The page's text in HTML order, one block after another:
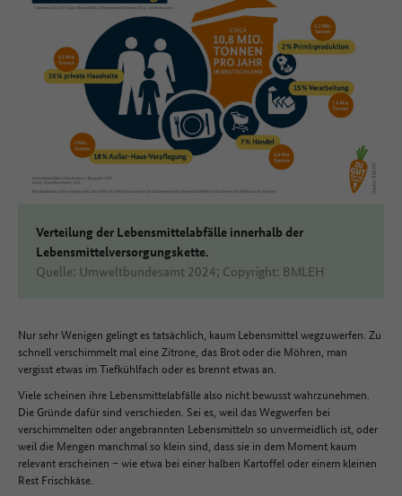
Verteilung der Lebensmittelabfälle innerhalb der
Lebensmittelversorgungskette.
Quelle: Umweltbundesamt 2024; Copyright: BMLEH
Nur sehr Wenigen gelingt es tatsächlich, kaum Lebensmittel wegzuwerfen. Zu
schnell verschimmelt mal eine Zitrone, das Brot oder die Möhren, man
vergisst etwas im Tiefkühlfach oder es brennt etwas an.
Viele scheinen ihre Lebensmittelabfälle also nicht bewusst wahrzunehmen.
Die Gründe dafür sind verschieden. Sei es, weil das Wegwerfen bei
verschimmelten oder angebrannten Lebensmitteln so unvermeidlich ist, oder
weil die Mengen manchmal so klein sind, dass sie in dem Moment kaum
relevant erscheinen – wie etwa bei einer halben Kartoffel oder einem kleinen
Rest Frischkäse.